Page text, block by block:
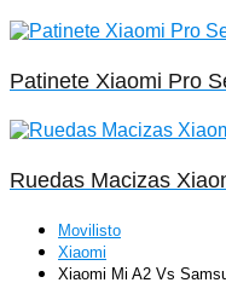
Patinete Xiaomi Pro
Ruedas Macizas
Movilisto
Xiaomi
Xiaomi Mi A2 Vs